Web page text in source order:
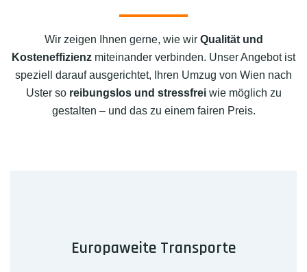
Wir zeigen Ihnen gerne, wie wir Qualität und
Kosteneffizienz miteinander verbinden. Unser Angebot ist
speziell darauf ausgerichtet, Ihren Umzug von Wien nach
Uster so reibungslos und stressfreiwie möglich zu
gestalten – und das zu einem fairen Preis.
Europaweite Transporte